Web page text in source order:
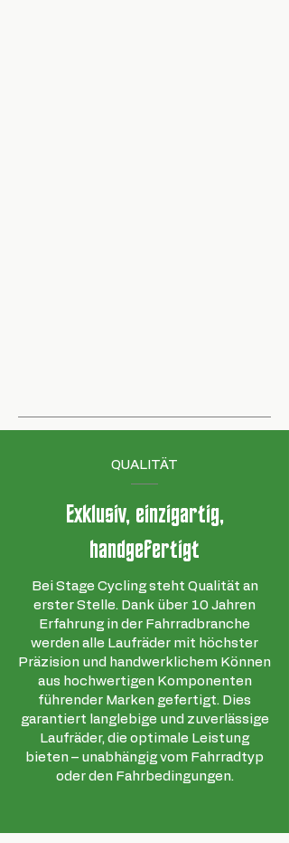
QUALITÄT
Exklusiv, einzigartig,
handgefertigt
Bei Stage Cycling steht Qualität an
erster Stelle. Dank über 10 Jahren
Erfahrung in der Fahrradbranche
werden alle Laufräder mit höchster
Präzision und handwerklichem Können
aus hochwertigen Komponenten
führender Marken gefertigt. Dies
garantiert langlebige und zuverlässige
Laufräder, die optimale Leistung
bieten – unabhängig vom Fahrradtyp
oder den Fahrbedingungen.